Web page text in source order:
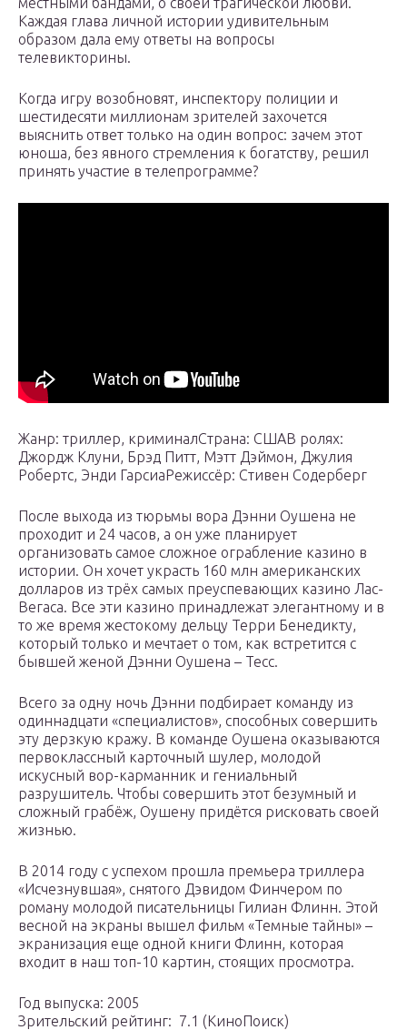
Каждая глава личной истории удивительным
образом дала ему ответы на вопросы
телевикторины.
Когда игру возобновят, инспектору полиции и
шестидесяти миллионам зрителей захочется
выяснить ответ только на один вопрос: зачем этот
юноша, без явного стремления к богатству, решил
принять участие в телепрограмме?
Жанр: триллер, криминалСтрана: СШАВ ролях:
Джордж Клуни, Брэд Питт, Мэтт Дэймон, Джулия
Робертс, Энди ГарсиаРежиссёр: Стивен Содерберг
После выхода из тюрьмы вора Дэнни Оушена не
проходит и 24 часов, а он уже планирует
организовать самое сложное ограбление казино в
истории. Он хочет украсть 160 млн американских
долларов из трёх самых преуспевающих казино Лас-
Вегаса. Все эти казино принадлежат элегантному и в
то же время жестокому дельцу Терри Бенедикту,
который только и мечтает о том, как встретится с
бывшей женой Дэнни Оушена – Тесс.
Всего за одну ночь Дэнни подбирает команду из
одиннадцати «специалистов», способных совершить
эту дерзкую кражу. В команде Оушена оказываются
первоклассный карточный шулер, молодой
искусный вор-карманник и гениальный
разрушитель. Чтобы совершить этот безумный и
сложный грабёж, Оушену придётся рисковать своей
жизнью.
В 2014 году с успехом прошла премьера триллера
«Исчезнувшая», снятого Дэвидом Финчером по
роману молодой писательницы Гилиан Флинн. Этой
весной на экраны вышел фильм «Темные тайны» –
экранизация еще одной книги Флинн, которая
входит в наш топ-10 картин, стоящих просмотра.
Год выпуска: 2005
Зрительский рейтинг: ️ 7.1 (КиноПоиск)